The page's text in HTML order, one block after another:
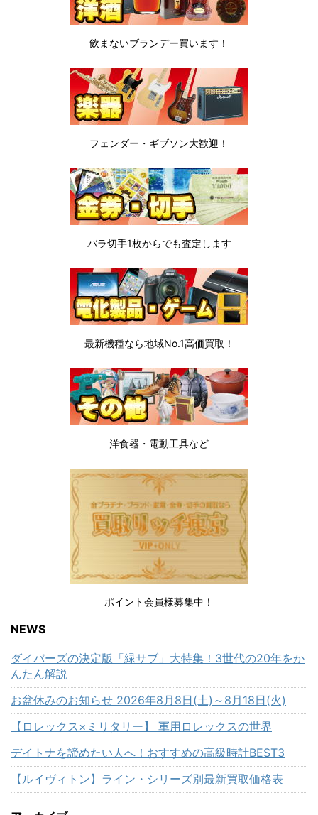
飲まないブランデー買います！
フェンダー・ギブソン大歓迎！
バラ切手1枚からでも査定します
最新機種なら地域No.1高価買取！
洋食器・電動工具など
ポイント会員様募集中！
NEWS
ダイバーズの決定版「緑サブ」大特集！3世代の20年をか
んたん解説
お盆休みのお知らせ 2026年8月8日(土)～8月18日(火)
【ロレックス×ミリタリー】 軍用ロレックスの世界
デイトナを諦めたい人へ！おすすめの高級時計BEST3
【ルイヴィトン】ライン・シリーズ別最新買取価格表